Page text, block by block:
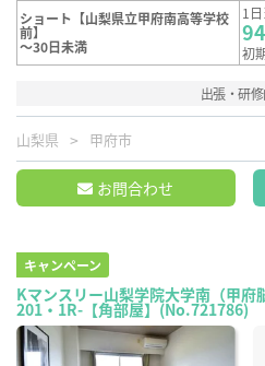
ショート【山梨県立甲府南高等学校
前】
～30日未満
1
初
出張・研
山梨県 甲府市
お問合わせ
キャンペーン
Kマンスリー山梨学院大学南（甲府
201・1R-【角部屋】(No.721786)